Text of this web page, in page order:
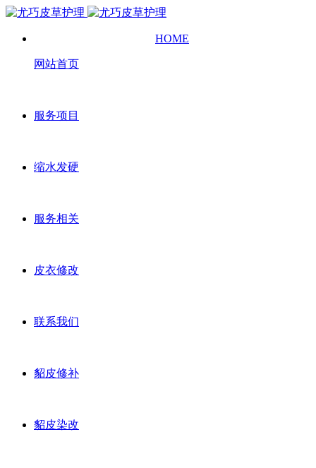
HOME
网站首页
服务项目
缩水发硬
服务相关
皮衣修改
联系我们
貂皮修补
貂皮染改